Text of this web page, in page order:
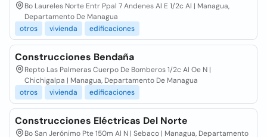
Bo Laureles Norte Entr Ppal 7 Andenes Al E 1/2c Al | Managua,
Departamento De Managua
otros
vivienda edificaciones
Construcciones Bendaña
Repto Las Palmeras Cuerpo De Bomberos 1/2c Al Oe N |
Chichigalpa | Managua, Departamento De Managua
otros
vivienda edificaciones
Construcciones Eléctricas Del Norte
Bo San Jerónimo Pte 150m Al N | Sebaco | Managua, Departamento